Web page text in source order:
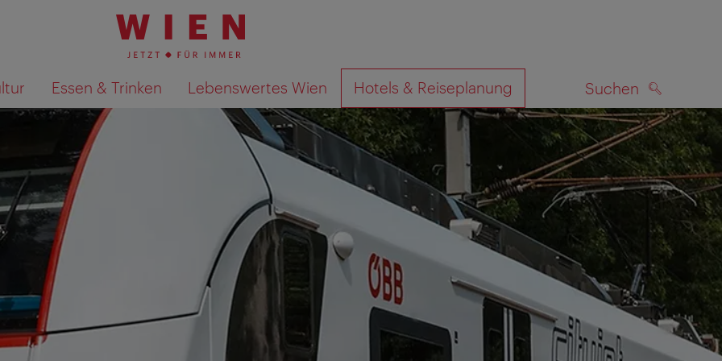
Essen & Trinken Lebenswertes Wien Hotels & Reiseplanung Suchen
Suchergebnisse auf Karte anzeigen SUCHEN